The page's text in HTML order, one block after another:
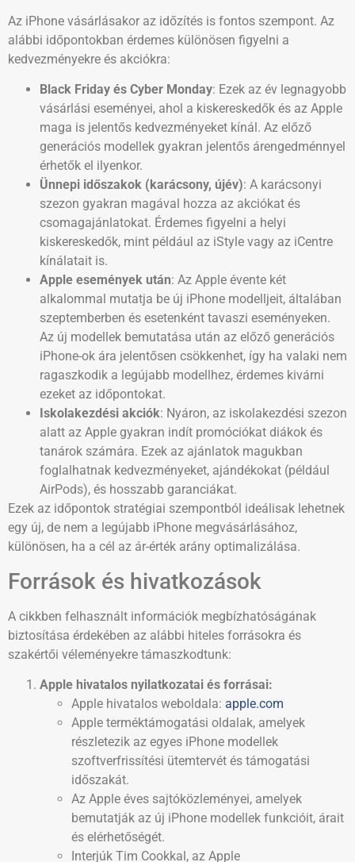
Az iPhone vásárlásakor az időzítés is fontos szempont. Az
alábbi időpontokban érdemes különösen figyelni a
kedvezményekre és akciókra:
Black Friday és Cyber Monday: Ezek az év legnagyobb
vásárlási eseményei, ahol a kiskereskedők és az Apple
maga is jelentős kedvezményeket kínál. Az előző
generációs modellek gyakran jelentős árengedménnyel
érhetők el ilyenkor.
Ünnepi időszakok (karácsony, újév): A karácsonyi
szezon gyakran magával hozza az akciókat és
csomagajánlatokat. Érdemes figyelni a helyi
kiskereskedők, mint például az iStyle vagy az iCentre
kínálatait is.
Apple események után: Az Apple évente két
alkalommal mutatja be új iPhone modelljeit, általában
szeptemberben és esetenként tavaszi eseményeken.
Az új modellek bemutatása után az előző generációs
iPhone-ok ára jelentősen csökkenhet, így ha valaki nem
ragaszkodik a legújabb modellhez, érdemes kivárni
ezeket az időpontokat.
Iskolakezdési akciók: Nyáron, az iskolakezdési szezon
alatt az Apple gyakran indít promóciókat diákok és
tanárok számára. Ezek az ajánlatok magukban
foglalhatnak kedvezményeket, ajándékokat (például
AirPods), és hosszabb garanciákat.
Ezek az időpontok stratégiai szempontból ideálisak lehetnek
egy új, de nem a legújabb iPhone megvásárlásához,
különösen, ha a cél az ár-érték arány optimalizálása.
Források és hivatkozások
A cikkben felhasznált információk megbízhatóságának
biztosítása érdekében az alábbi hiteles forrásokra és
szakértői véleményekre támaszkodtunk:
Apple hivatalos nyilatkozatai és forrásai:
Apple hivatalos weboldala: apple.com
Apple terméktámogatási oldalak, amelyek
részletezik az egyes iPhone modellek
szoftverfrissítési ütemtervét és támogatási
időszakát.
Az Apple éves sajtóközleményei, amelyek
bemutatják az új iPhone modellek funkcióit, árait
és elérhetőségét.
Interjúk Tim Cookkal, az Apple